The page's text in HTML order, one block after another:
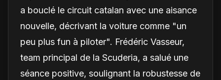
a bouclé le circuit catalan avec une aisance
nouvelle, décrivant la voiture comme "un
peu plus fun à piloter". Frédéric Vasseur,
team principal de la Scuderia, a salué une
séance positive, soulignant la robustesse de